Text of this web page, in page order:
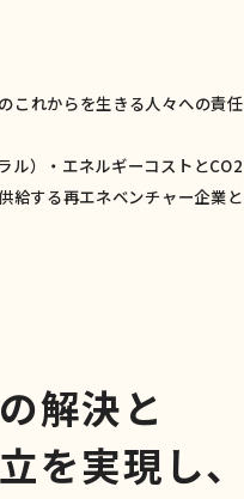
これからを生きる人々への責任
ル）・エネルギーコストとCO2
給する再エネベンチャー企業と
の解決 と
立を実現 し、